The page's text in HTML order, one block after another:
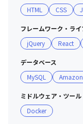
■インフラ
Amazon Web
Amazon EC2 /
CloudFront /
Commit / AwS
HTML CSS
フレームワーク・ライ
jQuery
React
データベース
MySQL
ミドルウェア・ツール
Docker